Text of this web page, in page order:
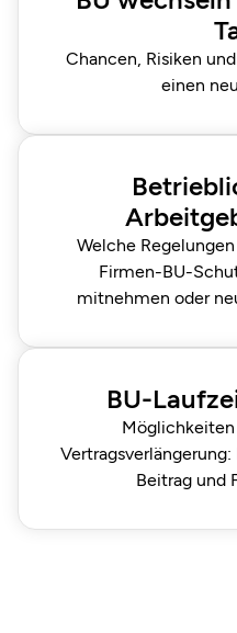
Chancen, Risiken
einen
Welche
Firmen-BU-
mitnehmen oder
BU-
Beitrag und